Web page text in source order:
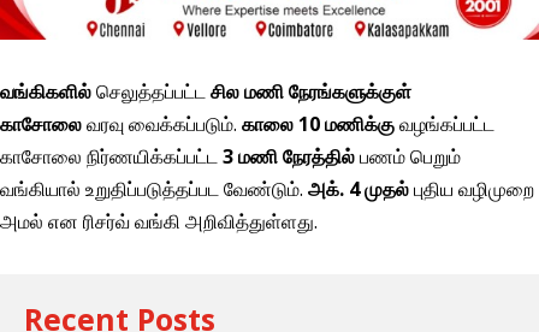
வங்கிகளில்செலுத்தப்பட்டசில மணி நேரங்களுக்குள்
காசோலைவரவு வைக்கப்படும். காலை 10 மணிக்குவழங்கப்பட்ட
காசோலை நிர்ணயிக்கப்பட்ட3 மணி நேரத்தில்பணம் பெறும்
வங்கியால் உறுதிப்படுத்தப்பட வேண்டும். அக். 4 முதல்புதிய வழிமுறை
அமல் என ரிசர்வ் வங்கி அறிவித்துள்ளது.
Recent Posts